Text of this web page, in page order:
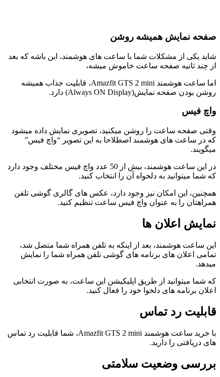
صفحه نمایش همیشه روشن
شاید یکی از مشکلات شما با ساعت های هوشمند، این باشه که بعد
از چند ثانیه صفحه ساعت خاموش میشه،
اما ساعت هوشمند Amazfit GTS 2 mini، قابلیت جذاب همیشه
روشن بودن صفحه نمایش(Always ON Display) دارد.
واچ فیس
وقتی صفحه ساعت را روشن میکنید، تصویری نمایش داده میشود
که در ساعت های هوشمند اصطلاحا به این تصویر “واچ فیس”
میگویند.
در این ساعت هوشمند، بیش از 50 عدد واچ فیس مختلف وجود دارد
که شما میتوانید به دلخواه آن را انتخاب کنید.
همچنین، این امکان نیز وجود دارد، عکس های گالری گوشی تلفن
همراهتان را به عنوان واچ فیس ساعت تنظیم کنید.
نمایش اعلان ها
این ساعت هوشمند، بعد از اینکه به تلفن همراه شما متصل شد،
تمامی اعلان های برنامه های گوشی تلفن همراه شما را نمایش
میدهد.
که شما میتوانید از طریق اپلیکیشن این ساعت، به صورت انتخابی
اعلان برنامه های دلخوا خود را فعال کنید.
قابلیت رد تماس
با خرید ساعت هوشمند Amazfit GTS 2 mini، شما قابلیت رد تماس
های دریافتی را دارید.
بررسی وضعیت سلامتی